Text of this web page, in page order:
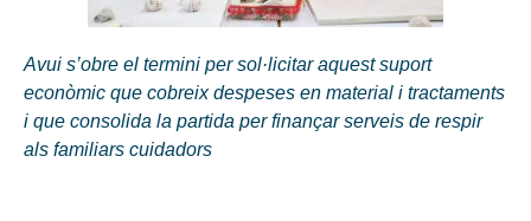
Avui s’obre el termini per sol·licitar aquest suport
econòmic que cobreix despeses en material i tractaments
i que consolida la partida per finançar serveis de respir
als familiars cuidadors